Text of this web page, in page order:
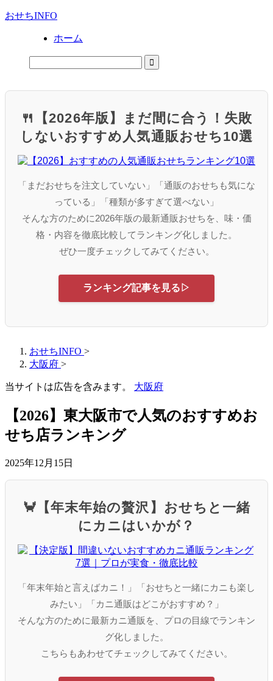
おせちINFO
ホーム
🍴【2026年版】まだ間に合う！失敗
しないおすすめ人気通販おせち10選
「まだおせちを注文していない」「通販のおせちも気にな
っている」「種類が多すぎて選べない」
そんな方のために2026年版の最新通販おせちを、味・価
格・内容を徹底比較してランキング化しました。
ぜひ一度チェックしてみてください。
ランキング記事を見る▷
おせちINFO >
大阪府 >
当サイトは広告を含みます。 大阪府
【2026】東大阪市で人気のおすすめお
せち店ランキング
2025年12月15日
🦀【年末年始の贅沢】おせちと一緒
にカニはいかが？
「年末年始と言えばカニ！」「おせちと一緒にカニも楽し
みたい」「カニ通販はどこがおすすめ？」
そんな方のために最新カニ通販を、プロの目線でランキン
グ化しました。
こちらもあわせてチェックしてみてください。